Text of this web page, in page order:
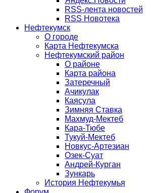
RSS-лента новостей
RSS Новотека
Нефтекумск
О городе
Карта Нефтекумска
Нефтекумский район
О районе
Карта района
Затеречный
Ачикулак
Каясула
Зимняя Ставка
Махмуд-Мектеб
Кара-Тюбе
Тукуй-Мектеб
Новкус-Артезиан
Озек-Суат
Андрей-Курган
Зункарь
История Нефтекумья